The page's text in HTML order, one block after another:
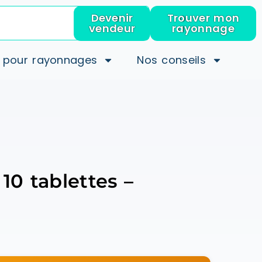
Devenir
vendeur
Trouver mon
rayonnage
rayonnages Nos conseils
tablettes –